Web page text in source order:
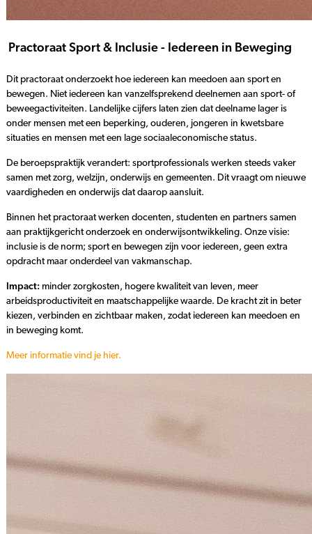
Practoraat Sport & Inclusie - Iedereen in Beweging
Dit practoraat onderzoekt hoe iedereen kan meedoen aan sport en
bewegen. Niet iedereen kan vanzelfsprekend deelnemen aan sport- of
beweegactiviteiten. Landelijke cijfers laten zien dat deelname lager is
onder mensen met een beperking, ouderen, jongeren in kwetsbare
situaties en mensen met een lage sociaaleconomische status.
De beroepspraktijk verandert: sportprofessionals werken steeds vaker
samen met zorg, welzijn, onderwijs en gemeenten. Dit vraagt om nieuwe
vaardigheden en onderwijs dat daarop aansluit.
Binnen het practoraat werken docenten, studenten en partners samen
aan praktijkgericht onderzoek en onderwijsontwikkeling. Onze visie:
inclusie is de norm; sport en bewegen zijn voor iedereen, geen extra
opdracht maar onderdeel van vakmanschap.
Impact: minder zorgkosten, hogere kwaliteit van leven, meer
arbeidsproductiviteit en maatschappelijke waarde. De kracht zit in beter
kiezen, verbinden en zichtbaar maken, zodat iedereen kan meedoen en
in beweging komt.
Meer informatie vind je hier.